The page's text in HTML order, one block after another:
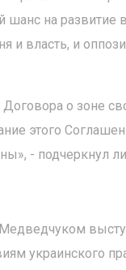
шанс на
и власть, и
Договора о зоне
этого
- подчеркнул
украинского